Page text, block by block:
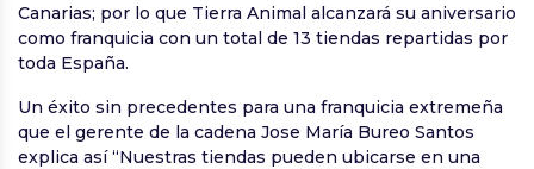
Canarias; por lo que Tierra Animal alcanzará su aniversario
como franquicia con un total de 13 tiendas repartidas por
toda España.
Un éxito sin precedentes para una franquicia extremeña
que el gerente de la cadena Jose María Bureo Santos
explica así “Nuestras tiendas pueden ubicarse en una